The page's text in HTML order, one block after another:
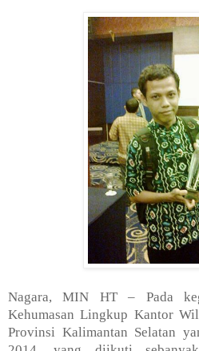
Nagara, MIN HT – Pada
Kehumasan Lingkup Kantor
Provinsi Kalimantan Selatan